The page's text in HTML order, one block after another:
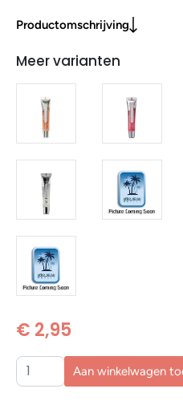
Productomschrijving
Meer varianten
€ 2,95
Aan winkelwagen